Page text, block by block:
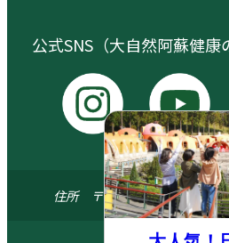
公式SNS（大自然阿蘇健康
s
Y
o
u
t
u
住所 〒869-1404 熊本県阿
© 2024 ASO FARM